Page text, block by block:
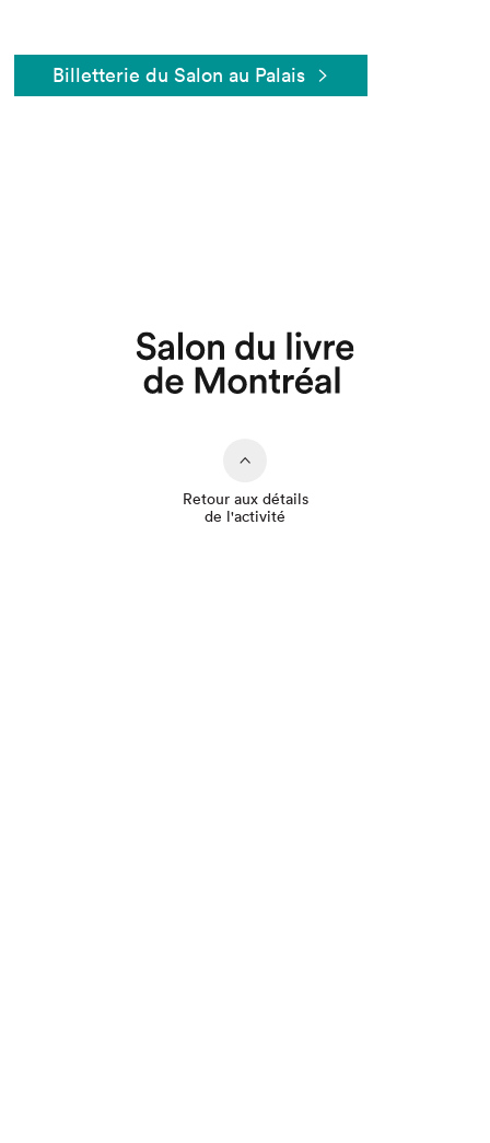
Billetterie du Salon au Palais
Retour aux détails
de l'activité